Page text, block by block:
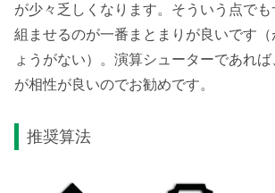
が少々乏しくなります。そういう点でも
組ませるのが一番まとまりが良いです
ょうがない）。演算シューターであれば
が相性が良いのでお勧めです。
推奨算法